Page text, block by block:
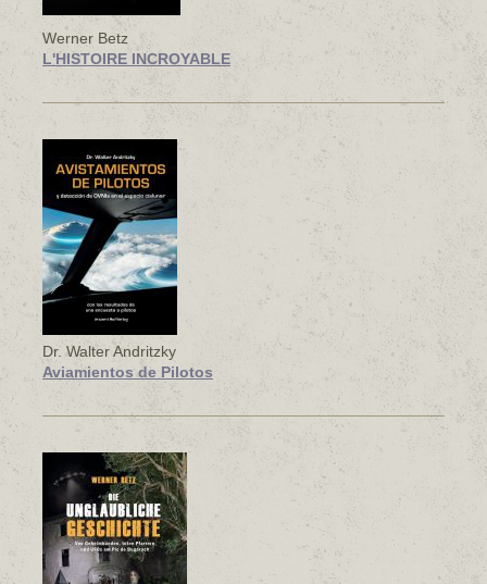
Werner Betz
L'HISTOIRE INCROYABLE
Dr. Walter Andritzky
Aviamientos de Pilotos